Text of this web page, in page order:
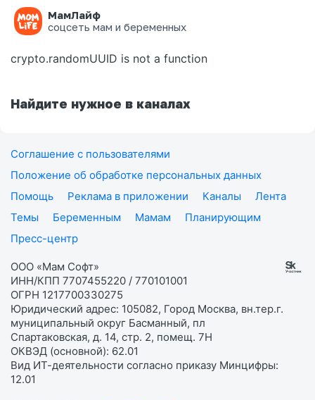
МамЛайф
соцсеть мам и беременных
Ошибка на странице
crypto.randomUUID is not a function
Найдите нужное в каналах
Соглашение с пользователями
Положение об обработке персональных данных
Помощь
Реклама в приложении Каналы
Лента
Темы
Беременным Мамам
Планирующим
Пресс-центр
ООО «Мам Софт»
ИНН/КПП 7707455220 / 770101001
ОГРН 1217700330275
Юридический адрес: 105082, Город Москва, вн.тер.г.
муниципальный округ Басманный, пл
Спартаковская, д. 14, стр. 2, помещ. 7Н
ОКВЭД (основной): 62.01
Вид ИТ-деятельности согласно приказу Минцифры:
12.01